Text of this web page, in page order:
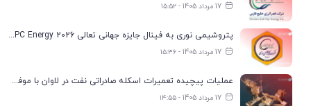
17 مرداد 1405 - ۱۵:۵۲
پتروشیمی نوری به فینال جایزه جهانی تعالی WPC Energy 2026 رسید
17 مرداد 1405 - ۱۵:۳۶
عملیات پیچیده تعمیرات اسکله صادراتی نفت در لاوان با موفقیت انجام شد
17 مرداد 1405 - ۱۴:۵۵